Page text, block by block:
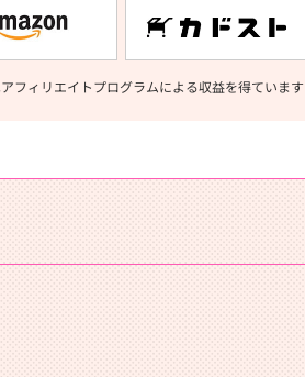
フィリエイトプログラムによる収益を得ています